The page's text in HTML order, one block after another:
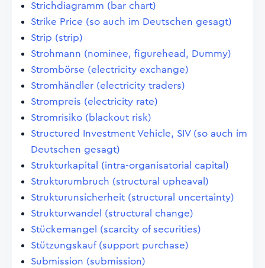
Strichdiagramm (bar chart)
Strike Price (so auch im Deutschen gesagt)
Strip (strip)
Strohmann (nominee, figurehead, Dummy)
Strombörse (electricity exchange)
Stromhändler (electricity traders)
Strompreis (electricity rate)
Stromrisiko (blackout risk)
Structured Investment Vehicle, SIV (so auch im
Deutschen gesagt)
Strukturkapital (intra-organisatorial capital)
Strukturumbruch (structural upheaval)
Strukturunsicherheit (structural uncertainty)
Strukturwandel (structural change)
Stückemangel (scarcity of securities)
Stützungskauf (support purchase)
Submission (submission)